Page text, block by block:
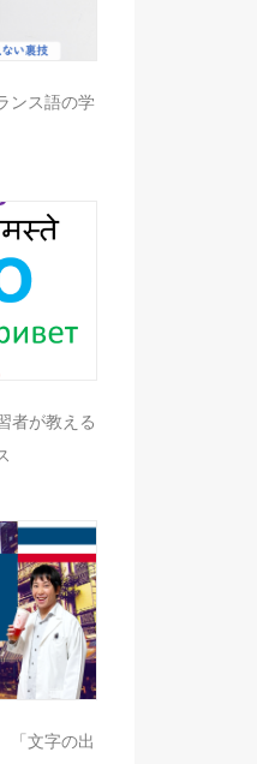
ンス語の学
者が教える
「文字の出